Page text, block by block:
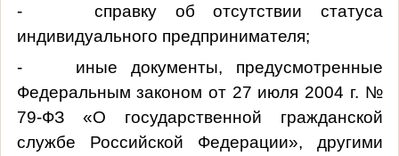
- справку об отсутствии статуса
индивидуального предпринимателя;
- иные документы, предусмотренные
Федеральным законом от 27 июля 2004 г. №
79-ФЗ «О государственной гражданской
службе Российской Федерации», другими